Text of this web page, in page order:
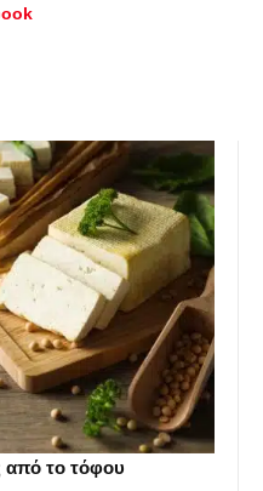
από το τόφου